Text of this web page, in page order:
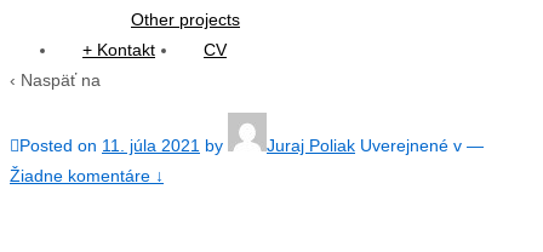
Other projects
+ Kontakt
CV
‹ Naspäť na
Posted on 11. júla 2021 by Juraj Poliak Uverejnené v —
Žiadne komentáre ↓